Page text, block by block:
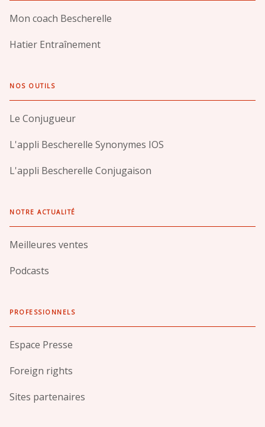
Mon coach Bescherelle
Hatier Entraînement
NOS OUTILS
Le Conjugueur
L'appli Bescherelle Synonymes IOS
L'appli Bescherelle Conjugaison
NOTRE ACTUALITÉ
Meilleures ventes
Podcasts
PROFESSIONNELS
Espace Presse
Foreign rights
Sites partenaires